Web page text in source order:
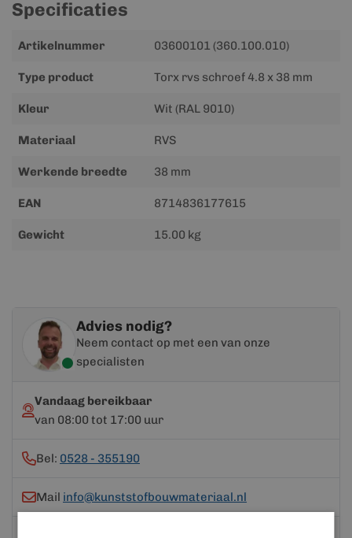
Specificaties
Meer
Artikelnummer 03600101 (360.100.010)
Type product Torx rvs schroef 4.8 x 38 mm
Kleur Wit (RAL 9010)
Materiaal RVS
Werkende breedte 38 mm
EAN 8714836177615
Gewicht 15.00 kg
Advies nodig?
Neem contact op met een van onze
specialisten
Vandaag bereikbaar
van 08:00 tot 17:00 uur
Bel: 0528 - 355190
Mail info@kunststofbouwmateriaal.nl